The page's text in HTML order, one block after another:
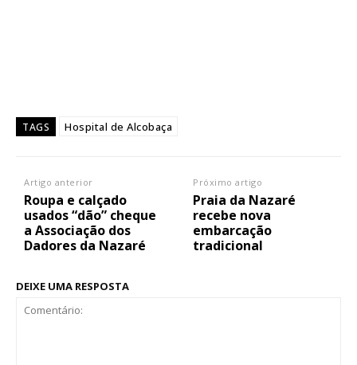
TAGS Hospital de Alcobaça
Artigo anterior
Roupa e calçado
usados “dão” cheque
a Associação dos
Dadores da Nazaré
Próximo artigo
Praia da Nazaré
recebe nova
embarcação
tradicional
DEIXE UMA RESPOSTA